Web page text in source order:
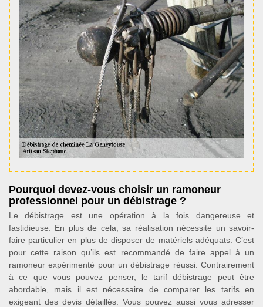
Pourquoi devez-vous choisir un ramoneur
professionnel pour un débistrage ?
Le débistrage est une opération à la fois dangereuse et
fastidieuse. En plus de cela, sa réalisation nécessite un savoir-
faire particulier en plus de disposer de matériels adéquats. C’est
pour cette raison qu’ils est recommandé de faire appel à un
ramoneur expérimenté pour un débistrage réussi. Contrairement
à ce que vous pouvez penser, le tarif débistrage peut être
abordable, mais il est nécessaire de comparer les tarifs en
exigeant des devis détaillés. Vous pouvez aussi vous adresser